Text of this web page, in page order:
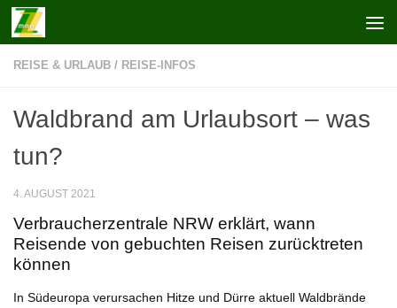
Zum Inhalt springen
REISE & URLAUB / REISE-INFOS
Waldbrand am Urlaubsort – was
tun?
4. AUGUST 2021
Verbraucherzentrale NRW erklärt, wann
Reisende von gebuchten Reisen zurücktreten
können
In Südeuropa verursachen Hitze und Dürre aktuell Waldbrände